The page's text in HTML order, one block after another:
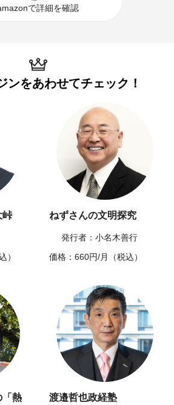
で詳細を確認
ンをあわせてチェック！
峠
）
ねずさんの文明探究
発行者：小名木善行
価格：660円/月（税込）
「熱
渡邉哲也政経塾